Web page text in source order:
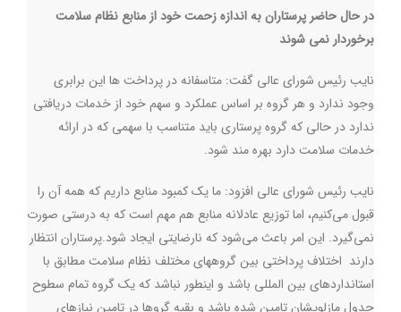
در حال حاضر پرستاران به اندازه زحمت خود از منابع نظام سلامت
برخوردار نمی شوند
نایب رئیس شورای عالی گفت: متاسفانه در پرداخت ها این برابری
وجود ندارد و هر گروه بر اساس عملکرد و سهم خود از خدمات دریافتی
ندارد در حالی که گروه پرستاری باید متناسب با سهمی که در ارائه
خدمات سلامت دارد بهره مند شود.
نایب رئیس شورای عالی افزود: ما یک کمبود منابع داریم که همه آن را
قبول می‌کنیم، اما توزیع عادلانه منابع هم مهم است که به درستی صورت
نمی‌گیرد. این امر باعث می‌شود که نارضایتی ایجاد شود.پرستاران انتظار
دارند اختلاف پرداختي بين گروههای مختلف نظام سلامت مطابق با
استانداردهای بين المللی باشد و اينطور نباشد كه يك گروه تمام سطوح
جدول مازلويشان تامين شده باشد و بقيه گروها در تامين نيازهای